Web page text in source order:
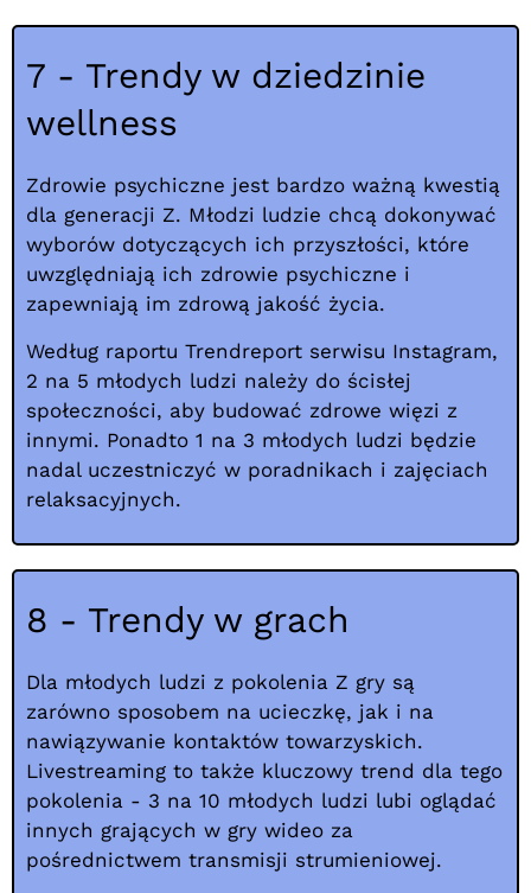
7 - Trendy w dziedzinie
wellness
Zdrowie psychiczne jest bardzo ważną kwestią
dla generacji Z. Młodzi ludzie chcą dokonywać
wyborów dotyczących ich przyszłości, które
uwzględniają ich zdrowie psychiczne i
zapewniają im zdrową jakość życia.
Według raportu Trendreport serwisu Instagram,
2 na 5 młodych ludzi należy do ścisłej
społeczności, aby budować zdrowe więzi z
innymi. Ponadto 1 na 3 młodych ludzi będzie
nadal uczestniczyć w poradnikach i zajęciach
relaksacyjnych.
8 - Trendy w grach
Dla młodych ludzi z pokolenia Z gry są
zarówno sposobem na ucieczkę, jak i na
nawiązywanie kontaktów towarzyskich.
Livestreaming to także kluczowy trend dla tego
pokolenia - 3 na 10 młodych ludzi lubi oglądać
innych grających w gry wideo za
pośrednictwem transmisji strumieniowej.